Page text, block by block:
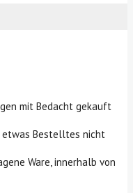
mit Bedacht gekauft
etwas Bestelltes nicht
Ware, innerhalb von